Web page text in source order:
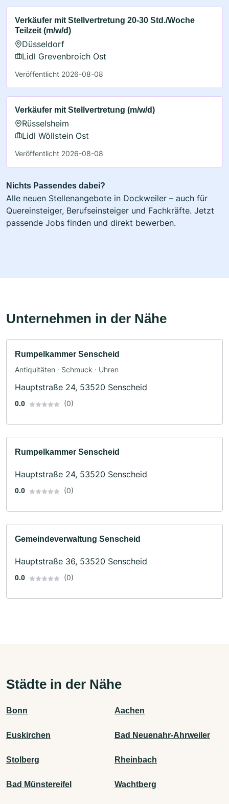
Verkäufer mit Stellvertretung 20-30 Std./Woche
Teilzeit (m/w/d)
Düsseldorf
Lidl Grevenbroich Ost
Veröffentlicht 2026-08-08
Verkäufer mit Stellvertretung (m/w/d)
Rüsselsheim
Lidl Wöllstein Ost
Veröffentlicht 2026-08-08
Nichts Passendes dabei?
Alle neuen Stellenangebote in Dockweiler – auch für
Quereinsteiger, Berufseinsteiger und Fachkräfte. Jetzt
passende Jobs finden und direkt bewerben.
Unternehmen in der Nähe
Rumpelkammer Senscheid
Antiquitäten · Schmuck · Uhren
Hauptstraße 24, 53520 Senscheid
0.0 (0)
Rumpelkammer Senscheid
Hauptstraße 24, 53520 Senscheid
0.0 (0)
Gemeindeverwaltung Senscheid
Hauptstraße 36, 53520 Senscheid
0.0 (0)
Städte in der Nähe
Bonn Aachen
Euskirchen Bad Neuenahr-Ahrweiler
Stolberg Rheinbach
Bad Münstereifel Wachtberg